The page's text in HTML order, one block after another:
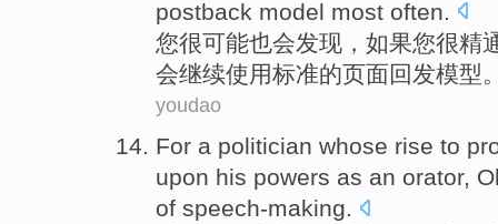
postback model most often
您很可能也会发现 ， 如果您很精
会继续使用标准的页面回发模型
youdao
For a politician whose rise to
upon his powers as an orator,
of speech-making.